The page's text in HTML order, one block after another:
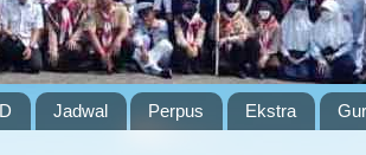
Jadwal Perpus Ekstra